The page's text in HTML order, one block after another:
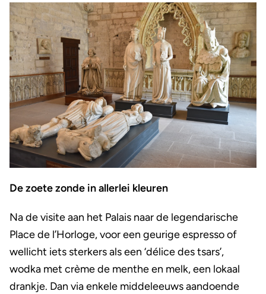
De zoete zonde in allerlei kleuren
Na de visite aan het Palais naar de legendarische
Place de l’Horloge, voor een geurige espresso of
wellicht iets sterkers als een ‘délice des tsars’,
wodka met crème de menthe en melk, een lokaal
drankje. Dan via enkele middeleeuws aandoende